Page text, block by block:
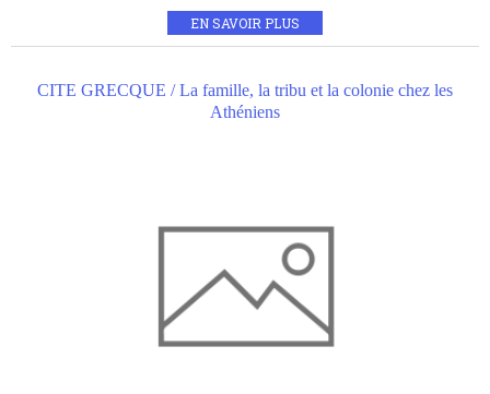
EN SAVOIR PLUS
CITE GRECQUE / La famille, la tribu et la colonie chez les
Athéniens